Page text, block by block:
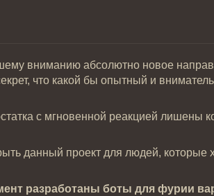
вниманию абсолютно новое
что какой бы опытный и
с мгновенной реакцией лишены
данный проект для людей, которые
разработаны боты для фурии